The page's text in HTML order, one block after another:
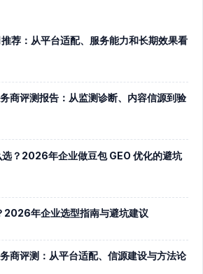
荐：从平台适配、服务能力和长期效果看
商评测报告：从监测诊断、内容信源到验
？2026年企业做豆包 GEO 优化的避坑
2026年企业选型指南与避坑建议
商评测：从平台适配、信源建设与方法论